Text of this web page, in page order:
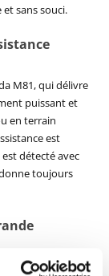
sans souci.
M81, qui délivre
puissant et
en terrain
est
détecté avec
toujours
720 Wh